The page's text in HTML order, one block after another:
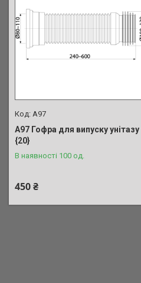
A97
A97 Гофра для випуску унітазу
{20}
В наявності 100 од.
450 ₴